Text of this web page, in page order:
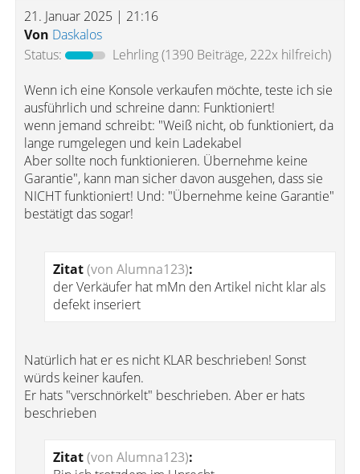
21. Januar 2025 | 21:16
Von Daskalos
Status:
Lehrling(1390 Beiträge, 222x hilfreich)
Wenn ich eine Konsole verkaufen möchte, teste ich sie
ausführlich und schreine dann: Funktioniert!
wenn jemand schreibt: "Weiß nicht, ob funktioniert, da
lange rumgelegen und kein Ladekabel
Aber sollte noch funktionieren. Übernehme keine
Garantie", kann man sicher davon ausgehen, dass sie
NICHT funktioniert! Und: "Übernehme keine Garantie"
bestätigt das sogar!
Zitat(von Alumna123):
der Verkäufer hat mMn den Artikel nicht klar als
defekt inseriert
Natürlich hat er es nicht KLAR beschrieben! Sonst
würds keiner kaufen.
Er hats "verschnörkelt" beschrieben. Aber er hats
beschrieben
Zitat(von Alumna123):